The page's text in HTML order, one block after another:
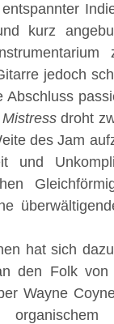
kurz
jedoch
droht
des Jam
und
hat sich
den Folk von
Wayne